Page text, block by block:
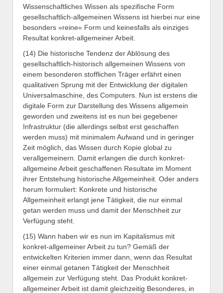
Wissenschaftliches Wissen als spezifische Form
gesellschaftlich-allgemeinen Wissens ist hierbei nur eine
besonders »reine« Form und keinesfalls als einziges
Resultat konkret-allgemeiner Arbeit.
(14) Die historische Tendenz der Ablösung des
gesellschaftlich-historisch allgemeinen Wissens von
einem besonderen stofflichen Träger erfährt einen
qualitativen Sprung mit der Entwicklung der digitalen
Universalmaschine, des Computers. Nun ist erstens die
digitale Form zur Darstellung des Wissens allgemein
geworden und zweitens ist es nun bei gegebener
Infrastruktur (die allerdings selbst erst geschaffen
werden muss) mit minimalem Aufwand und in geringer
Zeit möglich, das Wissen durch Kopie global zu
verallgemeinern. Damit erlangen die durch konkret-
allgemeine Arbeit geschaffenen Resultate im Moment
ihrer Entstehung historische Allgemeinheit. Oder anders
herum formuliert: Konkrete und historische
Allgemeinheit erlangt jene Tätigkeit, die nur einmal
getan werden muss und damit der Menschheit zur
Verfügung steht.
(15) Wann haben wir es nun im Kapitalismus mit
konkret-allgemeiner Arbeit zu tun? Gemäß der
entwickelten Kriterien immer dann, wenn das Resultat
einer einmal getanen Tätigkeit der Menschheit
allgemein zur Verfügung steht. Das Produkt konkret-
allgemeiner Arbeit ist damit gleichzeitig Besonderes, in